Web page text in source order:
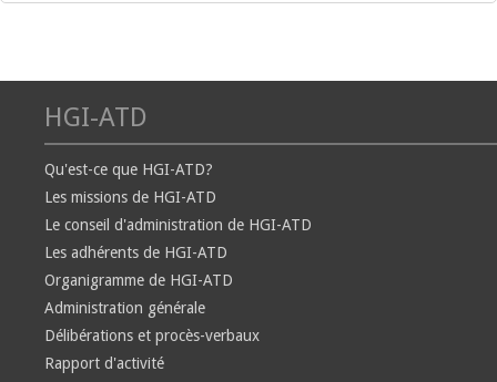
HGI-ATD
Qu'est-ce que HGI-ATD?
Les missions de HGI-ATD
Le conseil d'administration de HGI-ATD
Les adhérents de HGI-ATD
Organigramme de HGI-ATD
Administration générale
Délibérations et procès-verbaux
Rapport d'activité